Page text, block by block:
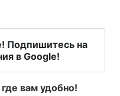
Подпишитесь на
в Google!
вам удобно!